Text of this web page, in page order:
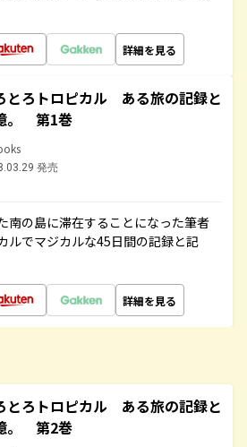
詳細を見る
とろトロピカル ある旅の記録と
。 第1巻
発売
南の島に滞在することになった筆者
ルでマジカルな45日間の記録と記
詳細を見る
とろトロピカル ある旅の記録と
。 第2巻